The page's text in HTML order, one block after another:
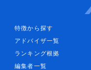
特徴から探す
アドバイザ一覧
ランキング根拠
編集者一覧